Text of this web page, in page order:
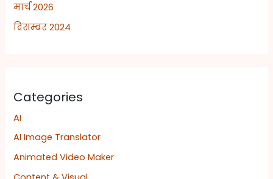
मार्च 2026
दिसम्बर 2024
Categories
AI
AI Image Translator
Animated Video Maker